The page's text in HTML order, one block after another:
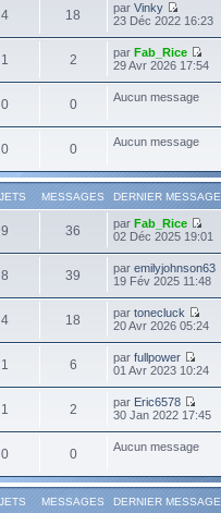
4 18 parVinky
23 Déc 2022 16:23
1 2 parFab_Rice
29 Avr 2026 17:54
0 0 Aucun message
0 0 Aucun message
MESSAGES DERNIER MESSAGE
9 36 parFab_Rice
02 Déc 2025 19:01
8 39 paremilyjohnson63
19 Fév 2025 11:48
4 18 partonecluck
20 Avr 2026 05:24
1 6 parfullpower
01 Avr 2023 10:24
1 2 par Eric6578
30 Jan 2022 17:45
0 0 Aucun message
MESSAGES DERNIER MESSAGE